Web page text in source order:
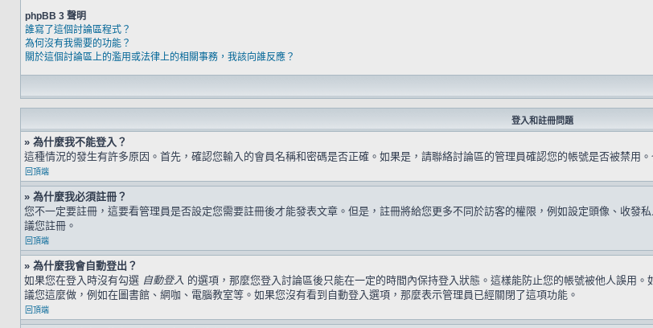
phpBB 3 聲明
誰寫了這個討論區程式？
為何沒有我需要的功能？
關於這個討論區上的濫用或法律上的相關事務，我該向誰反應？
登入和註冊問題
» 為什麼我不能登入？
這種情況的發生有許多原因。首先，確認您輸入的會員名稱和密碼是否正確。如果是，請聯絡討論區的管理員確認您的帳號是否被禁用
回頂端
» 為什麼我必須註冊？
您不一定要註冊，這要看管理員是否設定您需要註冊後才能發表文章。但是，註冊將給您更多不同於訪客的權限，例如設定頭像、收
議您註冊。
回頂端
» 為什麼我會自動登出？
如果您在登入時沒有勾選 自動登入 的選項，那麼您登入討論區後只能在一定的時間內保持登入狀態。這樣能防止您的帳號被他人誤用
議您這麼做，例如在圖書館、網咖、電腦教室等。如果您沒有看到自動登入選項，那麼表示管理員已經關閉了這項功能。
回頂端